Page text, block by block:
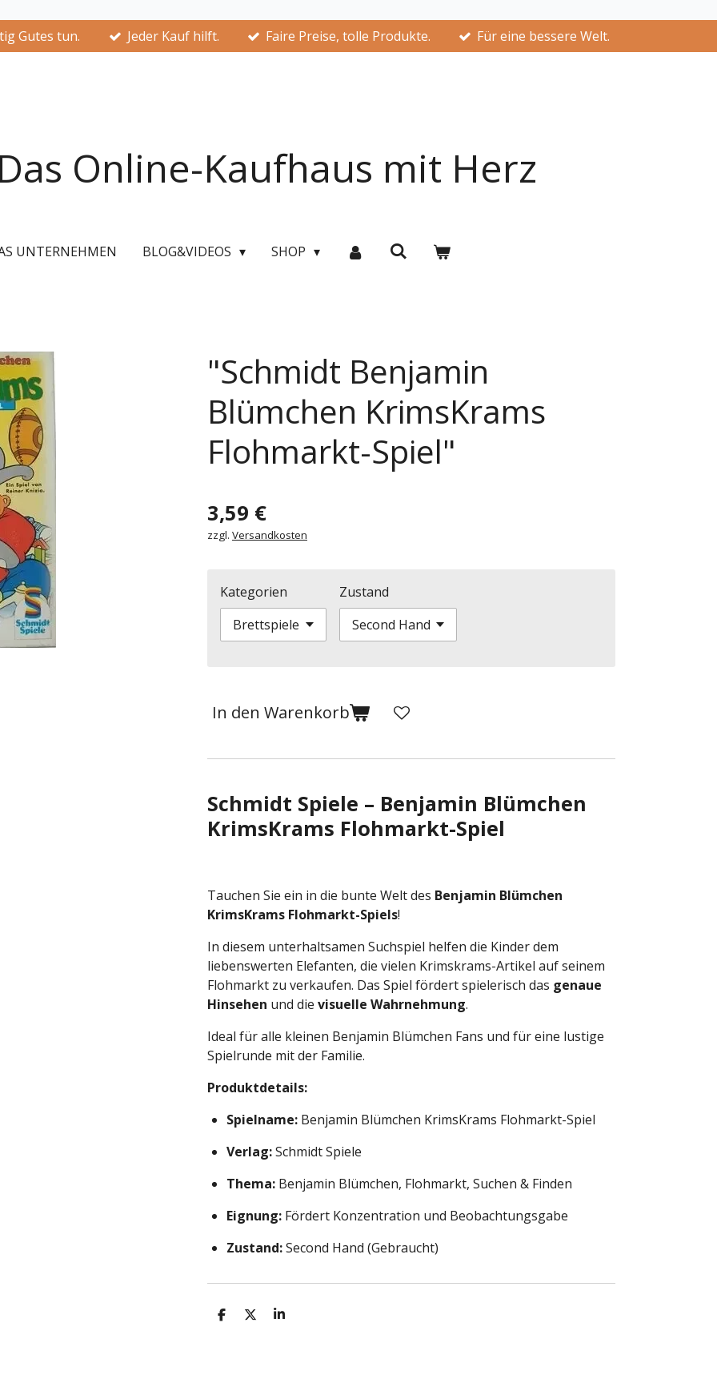
Gutes tun. Jeder Kauf hilft. Faire Preise, tolle Produkte. Für eine bessere Welt.
Das Online-Kaufhaus mit Herz
UNTERNEHMEN BLOG&VIDEOS SHOP
"Schmidt Benjamin
Blümchen KrimsKrams
Flohmarkt-Spiel"
3,59 €
zzgl. Versandkosten
Kategorien Zustand
In den Warenkorb
Schmidt Spiele – Benjamin Blümchen
KrimsKrams Flohmarkt-Spiel
Tauchen Sie ein in die bunte Welt des Benjamin Blümchen
KrimsKrams Flohmarkt-Spiels!
In diesem unterhaltsamen Suchspiel helfen die Kinder dem
liebenswerten Elefanten, die vielen Krimskrams-Artikel auf seinem
Flohmarkt zu verkaufen. Das Spiel fördert spielerisch das genaue
Hinsehen und die visuelle Wahrnehmung.
Ideal für alle kleinen Benjamin Blümchen Fans und für eine lustige
Spielrunde mit der Familie.
Produktdetails:
Spielname: Benjamin Blümchen KrimsKrams Flohmarkt-Spiel
Verlag:Schmidt Spiele
Thema: Benjamin Blümchen, Flohmarkt, Suchen & Finden
Eignung: Fördert Konzentration und Beobachtungsgabe
Zustand:Second Hand (Gebraucht)
T
T
T